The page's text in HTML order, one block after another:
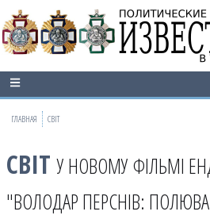
ГЛАВНАЯ СВІТ
СВІТ У НОВОМУ ФІЛЬМІ
"ВОЛОДАР ПЕРСНІВ: